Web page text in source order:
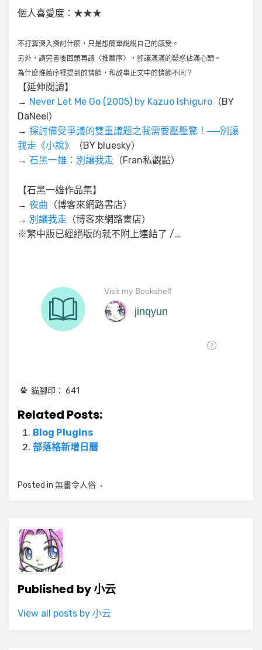
個人喜愛度：★★★
不打算深入探討什麼，只是想簡單說說自己的感受。
另外，讀完書後回頭再讀〈推薦序〉，卻讓滿滿的疑惑佔滿心頭。
為什麼推薦序裡提到的情節，和故事正文中的情節不同？
【延伸閱讀】
→ Never Let Me Go (2005) by Kazuo Ishiguro （BY
DaNeel）
→ 探討備受爭議的雙重議題之我需要壓壓驚！──別讓
我走《小說》
（BY bluesky）
→ 石黑一雄：別讓我走 （Fran私觀點）
【石黑一雄作品集】
→ 夜曲 （博客來網路書店）
→ 別讓我走 （博客來網路書店）
※繁中版已經絕版的就不附上連結了 /_
貓腳印： 641
Related Posts:
Blog Plugins
部落格新增日曆
Posted in 無書令人俗
Published by小云
View all posts by 小云